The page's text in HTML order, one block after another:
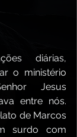
diárias,
o ministério
Jesus
entre nós.
de Marcos
surdo com